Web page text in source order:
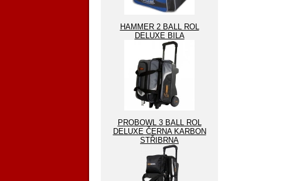
HAMMER 2 BALL ROL
DELUXE BILA
PROBOWL 3 BALL ROL
DELUXE ČERNA KARBON
STŘIBRNA